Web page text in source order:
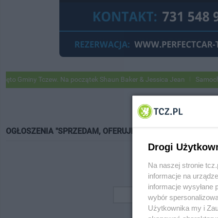
Gminy Tczew. Na początek Shaun Baker & Jessica Jean
OGŁOSZENIA "SPRZEDAM, OFERUJĘ"
Drogi
Na naszej stronie
informacje na
informacje wysyłane
wybór
Użytkownika my i